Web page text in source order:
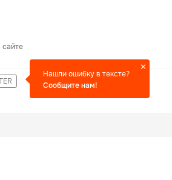
сайте
Нашли ошибку в тексте?
Сообщите нам!